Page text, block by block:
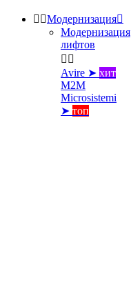
 Модернизация
Модернизация
лифтов
 
Avire ➤ хит
M2M
Microsistemi
➤ топ